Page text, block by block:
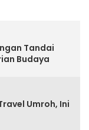
Tandai
Budaya
Umroh, Ini